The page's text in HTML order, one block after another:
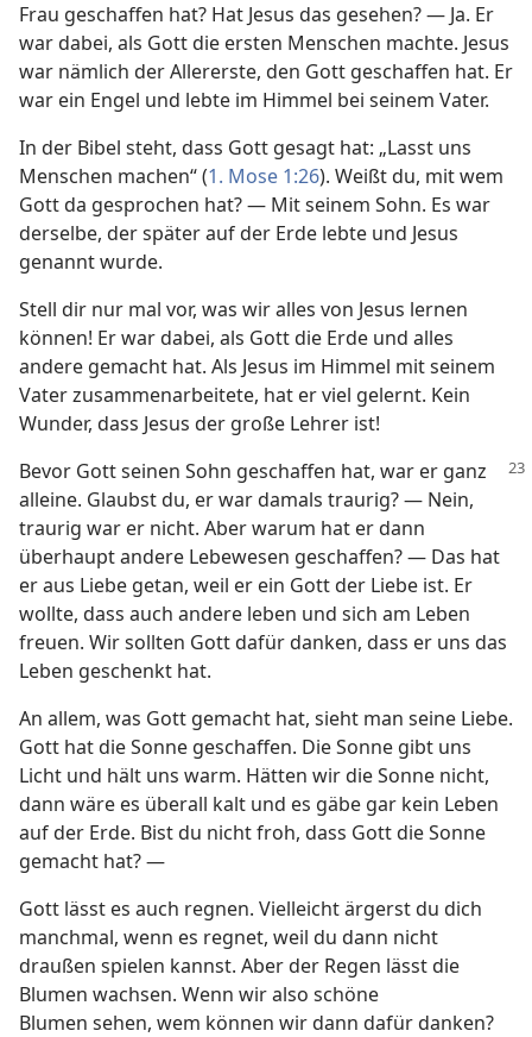
Frau geschaffen hat? Hat Jesus das gesehen? — Ja. Er
war dabei, als Gott die ersten Menschen machte. Jesus
war nämlich der Allererste, den Gott geschaffen hat. Er
war ein Engel und lebte im Himmel bei seinem Vater.
In der Bibel steht, dass Gott gesagt hat: „Lasst uns
Menschen machen“ (1. Mose 1:26). Weißt du, mit wem
Gott da gesprochen hat? — Mit seinem Sohn. Es war
derselbe, der später auf der Erde lebte und Jesus
genannt wurde.
Stell dir nur mal vor, was wir alles von Jesus lernen
können! Er war dabei, als Gott die Erde und alles
andere gemacht hat. Als Jesus im Himmel mit seinem
Vater zusammenarbeitete, hat er viel gelernt. Kein
Wunder, dass Jesus der große Lehrer ist!
Bevor Gott seinen Sohn geschaffen hat, war er ganz
alleine. Glaubst du, er war damals traurig? — Nein,
traurig war er nicht. Aber warum hat er dann
überhaupt andere Lebewesen geschaffen? — Das hat
er aus Liebe getan, weil er ein Gott der Liebe ist. Er
wollte, dass auch andere leben und sich am Leben
freuen. Wir sollten Gott dafür danken, dass er uns das
Leben geschenkt hat.
An allem, was Gott gemacht hat, sieht man seine Liebe.
Gott hat die Sonne geschaffen. Die Sonne gibt uns
Licht und hält uns warm. Hätten wir die Sonne nicht,
dann wäre es überall kalt und es gäbe gar kein Leben
auf der Erde. Bist du nicht froh, dass Gott die Sonne
gemacht hat? —
Gott lässt es auch regnen. Vielleicht ärgerst du dich
manchmal, wenn es regnet, weil du dann nicht
draußen spielen kannst. Aber der Regen lässt die
Blumen wachsen. Wenn wir also schöne
Blumen sehen, wem können wir dann dafür danken?